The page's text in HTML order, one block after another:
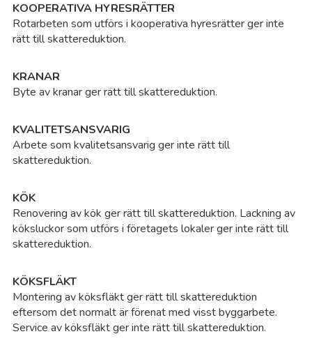
KOOPERATIVA HYRESRÄTTER
Rotarbeten som utförs i kooperativa hyresrätter ger inte
rätt till skattereduktion.
KRANAR
Byte av kranar ger rätt till skattereduktion.
KVALITETSANSVARIG
Arbete som kvalitetsansvarig ger inte rätt till
skattereduktion.
KÖK
Renovering av kök ger rätt till skattereduktion. Lackning av
köksluckor som utförs i företagets lokaler ger inte rätt till
skattereduktion.
KÖKSFLÄKT
Montering av köksfläkt ger rätt till skattereduktion
eftersom det normalt är förenat med visst byggarbete.
Service av köksfläkt ger inte rätt till skattereduktion.